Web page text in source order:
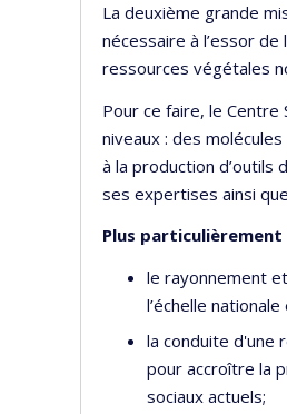
La deuxième grande
nécessaire à l’essor
ressources végétales
Pour ce faire, le Centre
niveaux : des
à la production d’outils
ses expertises ainsi
Plus particulièrement
le rayonnement
l’échelle
la conduite d'une
pour accroître la
sociaux actuels;